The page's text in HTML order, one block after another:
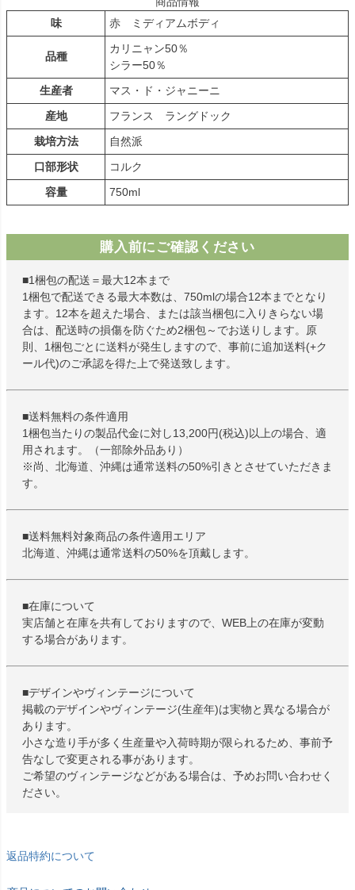
味
赤 ミディアムボディ
品種
カリニャン50％
シラー50％
生産者
マス・ド・ジャニーニ
産地
フランス ラングドック
栽培方法
自然派
口部形状
コルク
容量
750ml
購入前にご確認ください
■1梱包の配送＝最大12本まで
1梱包で配送できる最大本数は、750mlの場合12本までとなり
ます。12本を超えた場合、または該当梱包に入りきらない場
合は、配送時の損傷を防ぐため2梱包～でお送りします。原
則、1梱包ごとに送料が発生しますので、事前に追加送料(+ク
ール代)のご承認を得た上で発送致します。
■送料無料の条件適用
1梱包当たりの製品代金に対し13,200円(税込)以上の場合、適
用されます。（一部除外品あり）
※尚、北海道、沖縄は通常送料の50%引きとさせていただきま
す。
■送料無料対象商品の条件適用エリア
北海道、沖縄は通常送料の50%を頂戴します。
■在庫について
実店舗と在庫を共有しておりますので、WEB上の在庫が変動
する場合があります。
■デザインやヴィンテージについて
掲載のデザインやヴィンテージ(生産年)は実物と異なる場合が
あります。
小さな造り手が多く生産量や入荷時期が限られるため、事前予
告なしで変更される事があります。
ご希望のヴィンテージなどがある場合は、予めお問い合わせく
ださい。
返品特約について